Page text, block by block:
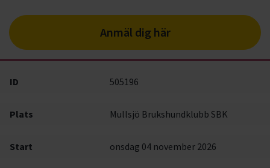
Anmäl dig här
ID 505196
Plats Mullsjö Brukshundklubb SBK
Start onsdag 04 november 2026